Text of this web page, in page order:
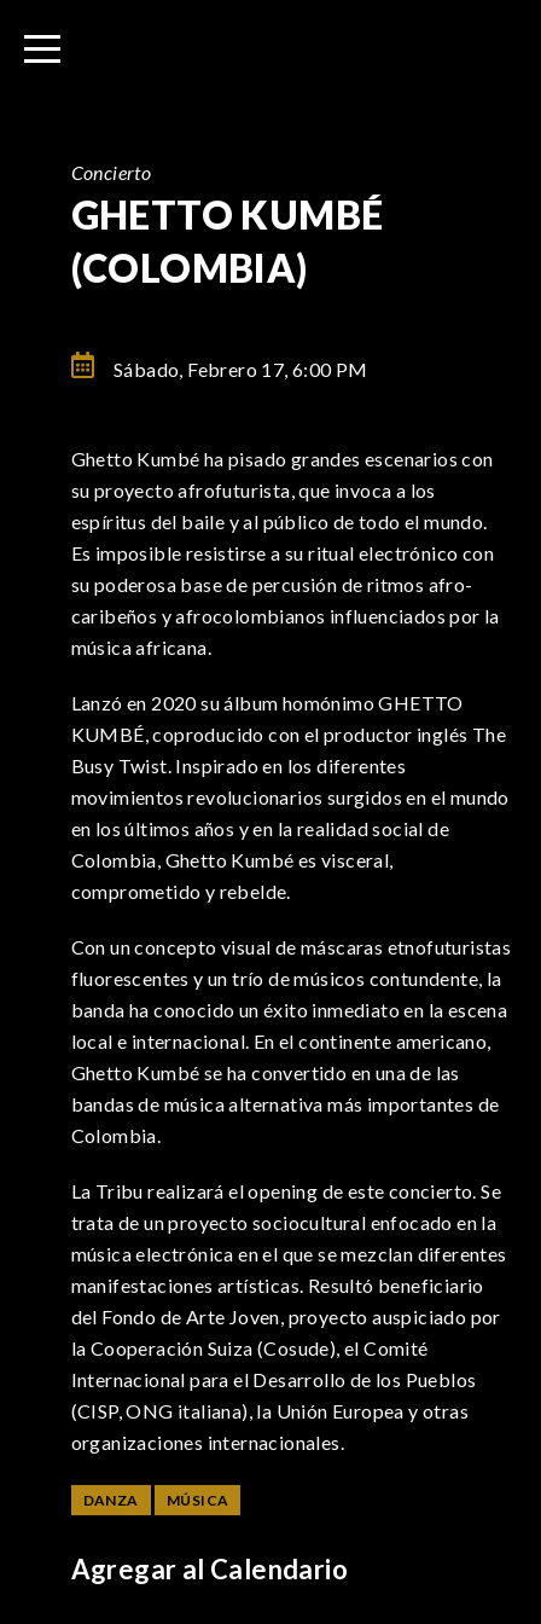
Concierto
GHETTO KUMBÉ
(COLOMBIA)
Sábado, Febrero 17,6:00 PM
Ghetto Kumbé ha pisado grandes escenarios con
su proyecto afrofuturista, que invoca a los
espíritus del baile y al público de todo el mundo.
Es imposible resistirse a su ritual electrónico con
su poderosa base de percusión de ritmos afro-
caribeños y afrocolombianos influenciados por la
música africana.
Lanzó en 2020 su álbum homónimo GHETTO
KUMBÉ, coproducido con el productor inglés The
Busy Twist. Inspirado en los diferentes
movimientos revolucionarios surgidos en el mundo
en los últimos años y en la realidad social de
Colombia, Ghetto Kumbé es visceral,
comprometido y rebelde.
Con un concepto visual de máscaras etnofuturistas
fluorescentes y un trío de músicos contundente, la
banda ha conocido un éxito inmediato en la escena
local e internacional. En el continente americano,
Ghetto Kumbé se ha convertido en una de las
bandas de música alternativa más importantes de
Colombia.
La Tribu realizará el opening de este concierto. Se
trata de un proyecto sociocultural enfocado en la
música electrónica en el que se mezclan diferentes
manifestaciones artísticas. Resultó beneficiario
del Fondo de Arte Joven, proyecto auspiciado por
la Cooperación Suiza (Cosude), el Comité
Internacional para el Desarrollo de los Pueblos
(CISP, ONG italiana), la Unión Europea y otras
organizaciones internacionales.
DANZA MÚSICA
Agregar al Calendario